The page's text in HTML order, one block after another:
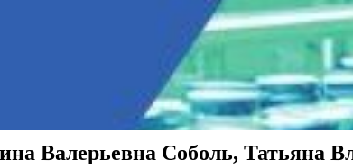
Валерьевна Соболь, Татьяна